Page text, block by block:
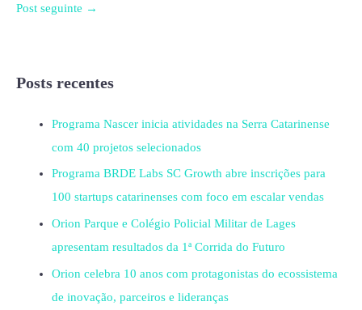
Post seguinte →
Posts recentes
Programa Nascer inicia atividades na Serra Catarinense
com 40 projetos selecionados
Programa BRDE Labs SC Growth abre inscrições para
100 startups catarinenses com foco em escalar vendas
Orion Parque e Colégio Policial Militar de Lages
apresentam resultados da 1ª Corrida do Futuro
Orion celebra 10 anos com protagonistas do ecossistema
de inovação, parceiros e lideranças